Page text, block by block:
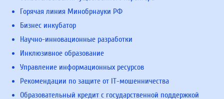
Горячая линия Минобрнауки РФ
Бизнес инкубатор
Научно-инновационные разработки
Инклюзивное образование
Управление информационных ресурсов
Рекомендации по защите от IT-мошенничества
Образовательный кредит с государственной поддержкой